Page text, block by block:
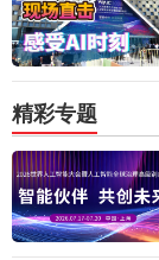
精彩专题